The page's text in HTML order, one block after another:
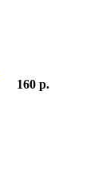
160 р.